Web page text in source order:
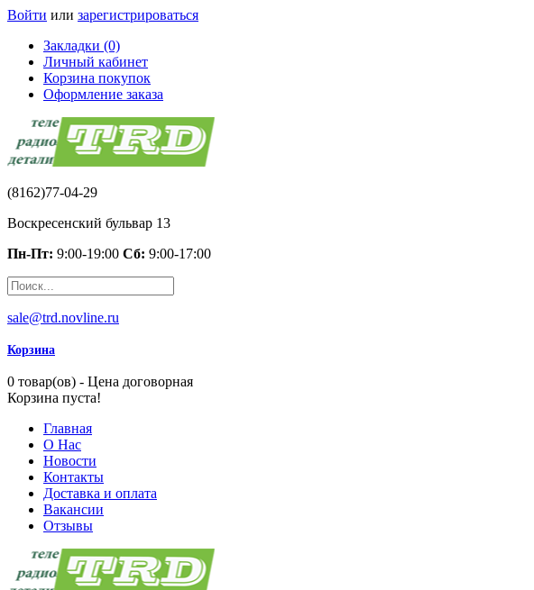
Войти или зарегистрироваться
Закладки (0)
Личный кабинет
Корзина покупок
Оформление заказа
(8162)77-04-29
Воскресенский бульвар 13
Пн-Пт: 9:00-19:00 Сб: 9:00-17:00
sale@trd.novline.ru
Корзина
0 товар(ов) - Цена договорная
Корзина пуста!
Главная
О Нас
Новости
Контакты
Доставка и оплата
Вакансии
Отзывы